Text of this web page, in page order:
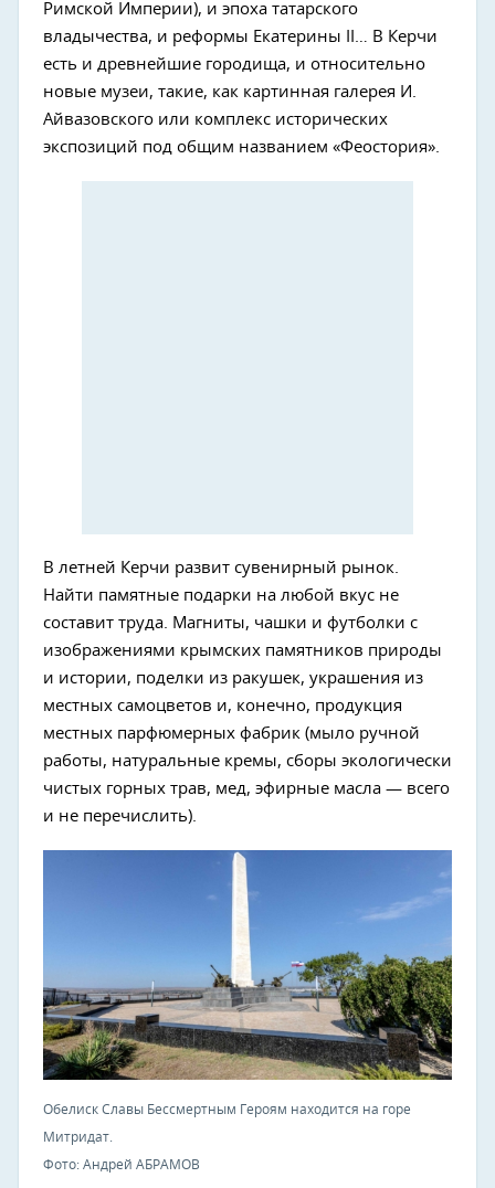
Римской Империи), и эпоха татарского
владычества, и реформы Екатерины II… В Керчи
есть и древнейшие городища, и относительно
новые музеи, такие, как картинная галерея И.
Айвазовского или комплекс исторических
экспозиций под общим названием «Феостория».
В летней Керчи развит сувенирный рынок.
Найти памятные подарки на любой вкус не
составит труда. Магниты, чашки и футболки с
изображениями крымских памятников природы
и истории, поделки из ракушек, украшения из
местных самоцветов и, конечно, продукция
местных парфюмерных фабрик (мыло ручной
работы, натуральные кремы, сборы экологически
чистых горных трав, мед, эфирные масла — всего
и не перечислить).
Обелиск Славы Бессмертным Героям находится на горе
Митридат.
Фото: Андрей АБРАМОВ